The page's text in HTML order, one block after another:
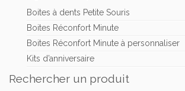
Boites à dents Petite Souris
Boites Réconfort Minute
Boites Réconfort Minute à personnaliser
Kits d’anniversaire
Rechercher un produit